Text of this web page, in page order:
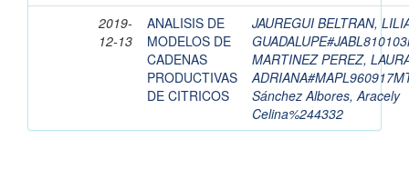
2019-
12-13
ANALISIS DE
MODELOS DE
CADENAS
PRODUCTIVAS
DE CITRICOS
JAUREGUI BELTRAN,
MARTINEZ PEREZ,
Sánchez Albores, Aracely
Celina%244332